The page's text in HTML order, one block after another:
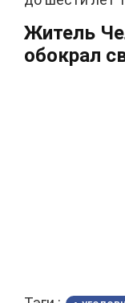
Житель
обокрал